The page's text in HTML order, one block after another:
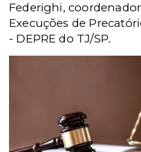
Federighi, c
Execuções de
- DEPRE do TJ/SP.